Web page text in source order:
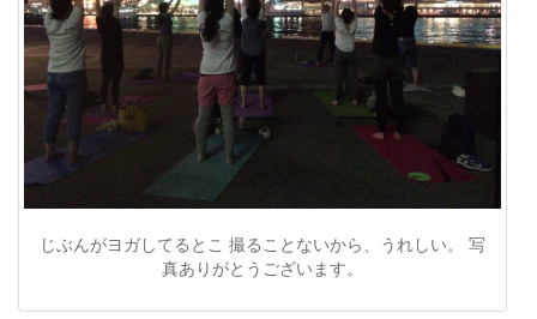
じぶんがヨガしてるとこ 撮ることないから、うれしい。 写
真ありがとうございます。